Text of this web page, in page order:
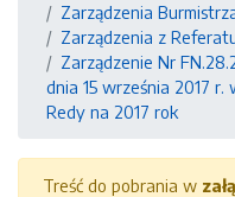
Zarządzenia
Zarządzenia z
Zarządzenie Nr
dnia 15 września 2017
Redy na 2017 rok
Treść do pobrania w